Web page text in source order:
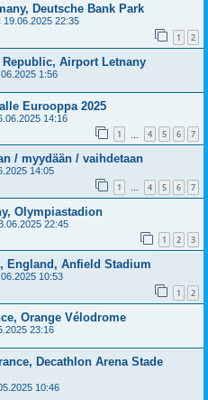
Deutsche Bank Park
19.06.2025 22:35
1 2
Republic, Airport Letnany
1:56
Eurooppa 2025
14:16
1 4 5 6 7
/ myydään / vaihdetaan
14:05
1 … 4 5 6 7
Olympiastadion
22:45
1 2 3
England, Anfield Stadium
10:53
1 2
Orange Vélodrome
23:16
Decathlon Arena Stade
10:46